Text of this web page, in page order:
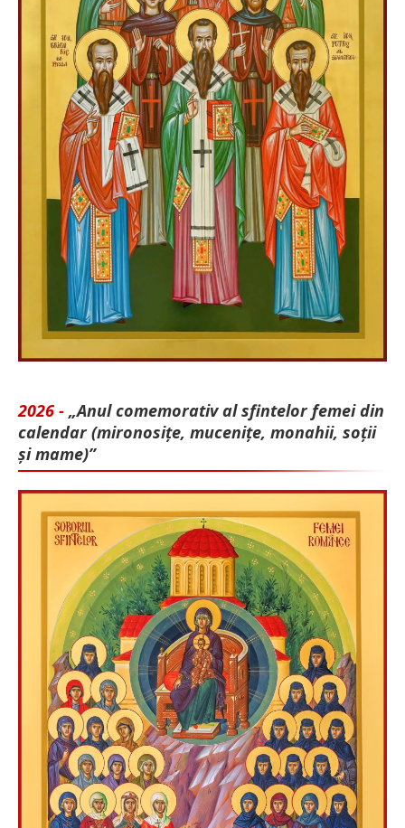
2026 - „Anul comemorativ al sfintelor femei din
calendar (mironosițe, mu­cenițe, monahii, soții
și mame)”